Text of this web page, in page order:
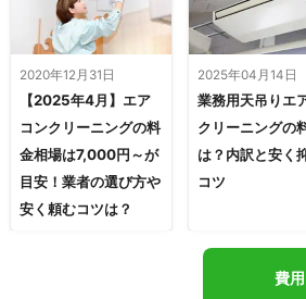
2020年12月31日
【2025年4月】エア
コンクリーニングの料
金相場は7,000円～が
目安！業者の選び方や
安く頼むコツは？
2025年04月14日
業務用天吊りエ
クリーニングの
は？内訳と安く
コツ
費